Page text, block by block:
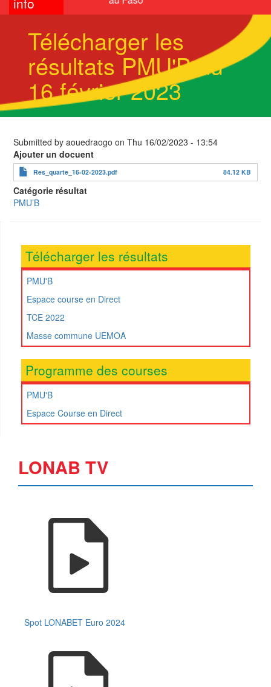
Télécharger les
résultats PMU'B du
16 février 2023
Submitted by aouedraogo on Thu 16/02/2023 - 13:54
Ajouter un docuent
Res_quarte_16-02-2023.pdf 84.12 KB
Catégorie résultat
PMU’B
Télécharger les résultats
PMU'B
Espace course en Direct
TCE 2022
Masse commune UEMOA
Programme des courses
PMU'B
Espace Course en Direct
LONAB TV
Spot LONABET Euro 2024